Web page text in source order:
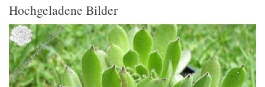
Hochgeladene Bilder